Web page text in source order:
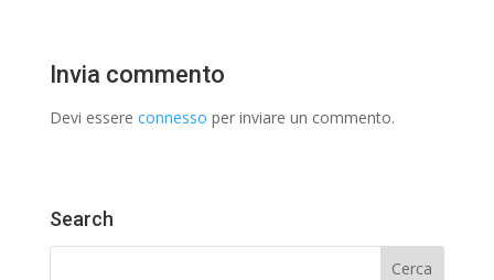
o
e
Invia commento
Devi essere connesso per inviare un commento.
Search